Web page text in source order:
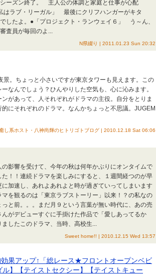
ーズン終了。 主人公の体調と家庭と仕事が心配
ラブ・リーガル」 最後にクリフハンガーがキタ
たよ。●「プロジェクト・ランウェイ６」 う～ん、
査員が毎回のよ...
N県綴り | 2011.01.23 Sun 20:32
景。ちょっと小さいですが東京タワーも見えます。この
なんでしょう？ひんやりした空気も、心に沁みます。
があって、人それぞれがドラマの主役。自分をとりま
的にそれぞれのドラマ。なんかちょっと不思議。JUGEM
し系ホスト・八神尚輝のヒトリゴトブログ | 2010.12.18 Sat 06:06
影響を受けて、今年の秋は何年かぶりにオンタイムで
！！連続ドラマを楽しみにすると、１週間経つのが早
に加速し、あれよあれよと時が過ぎていってしまいます
を観るのは「東京ラブストーリー」以来！？の私なの
と前。。。まだ月９という言葉が無い時代に、あの売
がデビューすぐに手掛けた作品で「愛しあってるか
したこのドラマ、当時、高校生...
Sweet home!! | 2010.12.15 Wed 13:57
果アップ↑「総レース★フロントオープンベビ
】【テイストセクシー】【テイストキュー